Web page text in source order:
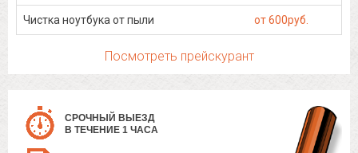
Чистка ноутбука от пыли от 600руб.
Посмотреть прейскурант
СРОЧНЫЙ ВЫЕЗД
В ТЕЧЕНИЕ 1 ЧАСА